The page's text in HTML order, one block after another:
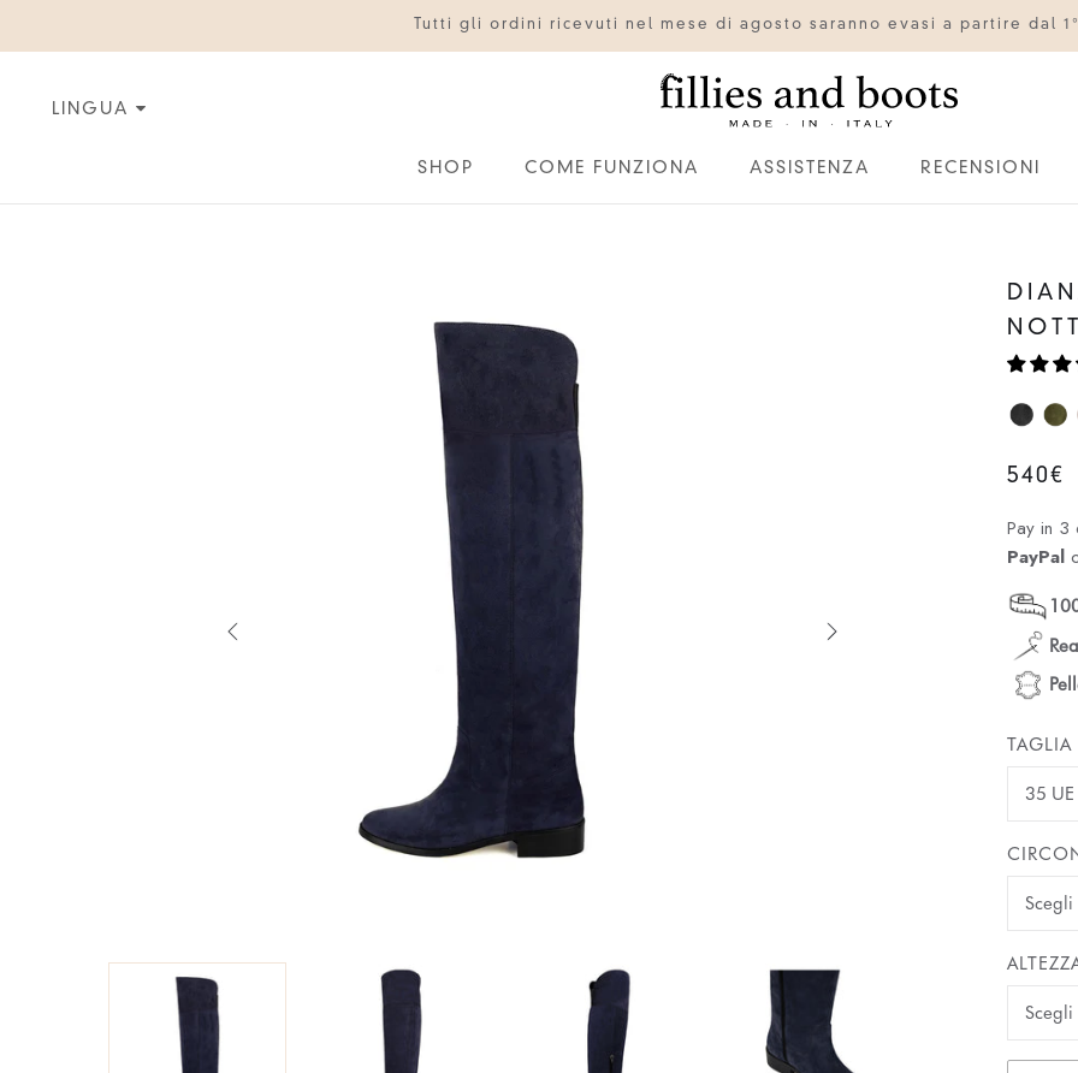
Tutti gli ordini ricevuti nel mese di agosto saranno evasi a partire dal
LINGUA
SHOP
COME FUNZIONA
ASSISTENZA
RECENSIONI
540€
Pay in 3
PayPal
TAGLIA
35 UE